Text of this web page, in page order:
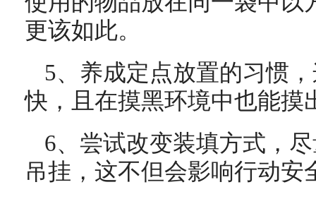
更该如此。
5、养成定点放置的习惯
快，且在摸黑环境中也能摸
6、尝试改变装填方式，
吊挂，这不但会影响行动安